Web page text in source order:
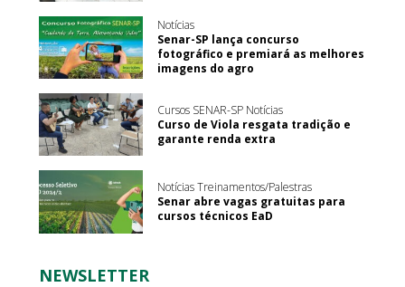
Notícias
Senar-SP lança concurso
fotográfico e premiará as melhores
imagens do agro
Cursos SENAR-SP Notícias
Curso de Viola resgata tradição e
garante renda extra
Notícias Treinamentos/Palestras
Senar abre vagas gratuitas para
cursos técnicos EaD
NEWSLETTER